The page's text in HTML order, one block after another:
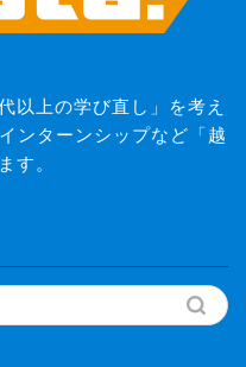
以上の学び直し」を考え
ンターンシップなど「越
す。